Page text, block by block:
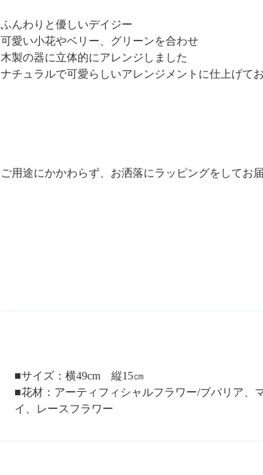
ふんわりと優しいデイジー
可愛い小花やベリー、グリーンを合わせ
木製の器に立体的にアレンジしました
ナチュラルで可愛らしいアレンジメントに仕上げて
ご用途にかかわらず、お洒落にラッピングをしてお
■サイズ：横49cm 縦15㎝
■花材：アーティフィシャルフラワー/ブバリア、
イ、レースフラワー